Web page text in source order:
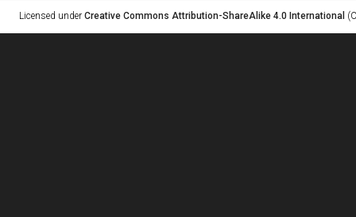
Licensed under Creative Commons Attribution-ShareAlike 4.0 International